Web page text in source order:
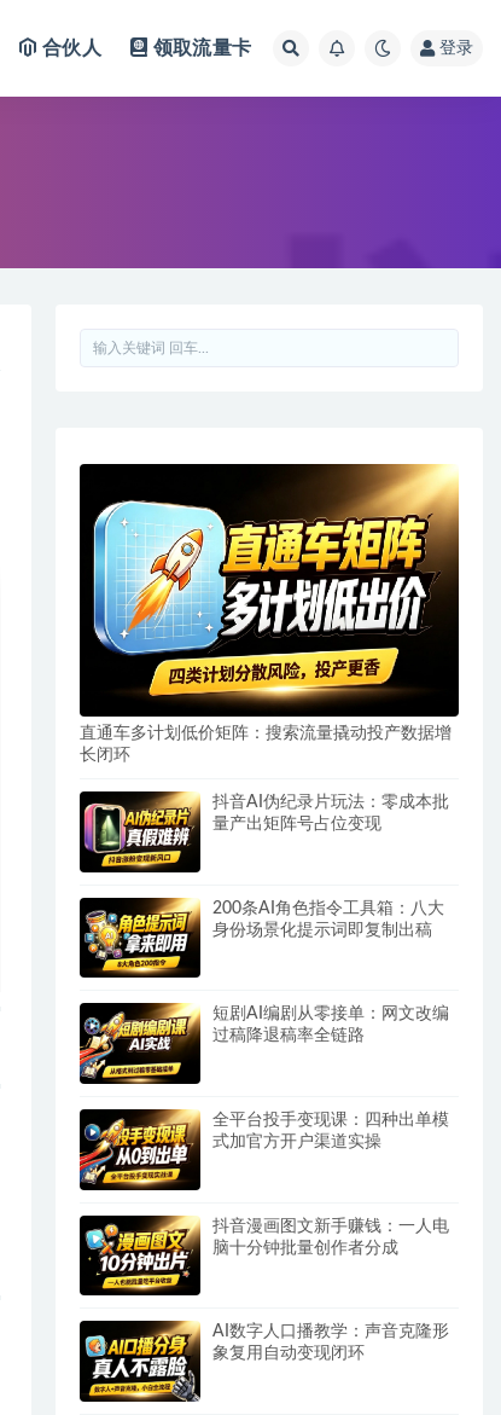
合伙人 领取流量卡 登录
直通车多计划低价矩阵：搜索流量撬动投产数据增
长闭环
抖音AI伪纪录片玩法：零成本批
量产出矩阵号占位变现
200条AI角色指令工具箱：八大
身份场景化提示词即复制出稿
短剧AI编剧从零接单：网文改编
过稿降退稿率全链路
全平台投手变现课：四种出单模
式加官方开户渠道实操
抖音漫画图文新手赚钱：一人电
脑十分钟批量创作者分成
AI数字人口播教学：声音克隆形
象复用自动变现闭环